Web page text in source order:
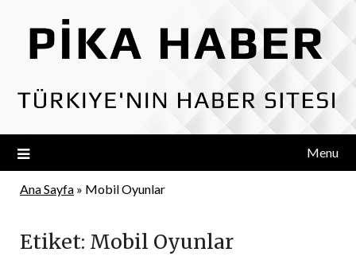
content
Menu
Ana Sayfa » Mobil Oyunlar
Etiket: Mobil Oyunlar